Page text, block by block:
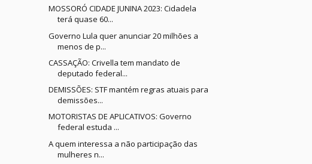
MOSSORÓ CIDADE JUNINA 2023: Cidadela
terá quase 60...
Governo Lula quer anunciar 20 milhões a
menos de p...
CASSAÇÃO: Crivella tem mandato de
deputado federal...
DEMISSÕES: STF mantém regras atuais para
demissões...
MOTORISTAS DE APLICATIVOS: Governo
federal estuda ...
A quem interessa a não participação das
mulheres n...